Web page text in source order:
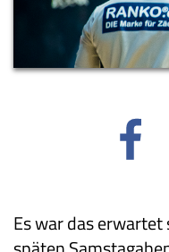
Es war das